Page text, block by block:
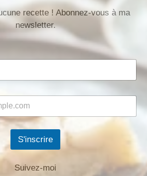
recette ! Abonnez-vous à ma
newsletter.
S'inscrire
Suivez-moi